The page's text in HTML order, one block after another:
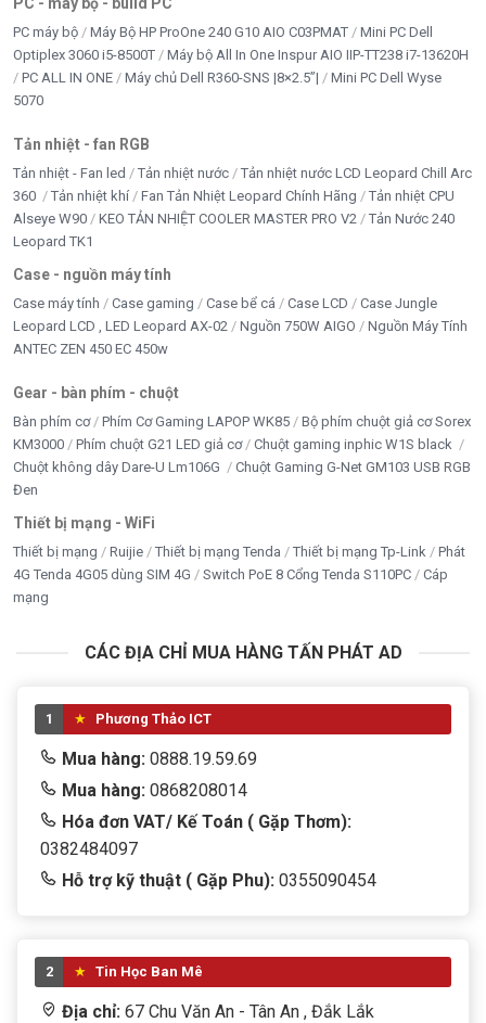
PC máy bộ Máy Bộ HP ProOne 240 G10 AIO C03PMAT
Mini PC Dell
Optiplex 3060 i5-8500T
Máy bộ All In One Inspur AIO IIP-TT238 i7-13620H
PC ALL IN ONE
Máy chủ Dell R360-SNS |8×2.5”|
Mini PC Dell Wyse
5070
Tản nhiệt - fan RGB
Tản nhiệt - Fan led Tản nhiệt nước
Tản nhiệt nước LCD Leopard Chill Arc
360
Tản nhiệt khí Fan Tản Nhiệt Leopard Chính Hãng
Tản nhiệt CPU
Alseye W90
KEO TẢN NHIỆT COOLER MASTER PRO V2
Tản Nước 240
Leopard TK1
Case - nguồn máy tính
Case máy tính Case gaming Case bể cá Case LCD
Case Jungle
Leopard LCD , LED Leopard AX-02
Nguồn 750W AIGO
Nguồn Máy Tính
ANTEC ZEN 450 EC 450w
Gear - bàn phím - chuột
Bàn phím cơ Phím Cơ Gaming LAPOP WK85
Bộ phím chuột giả cơ Sorex
KM3000
Phím chuột G21 LED giả cơ
Chuột gaming inphic W1S black
Chuột không dây Dare-U Lm106G
Chuột Gaming G-Net GM103 USB RGB
Đen
Thiết bị mạng - WiFi
Thiết bị mạng Ruijie Thiết bị mạng Tenda Thiết bị mạng Tp-Link
Phát
4G Tenda 4G05 dùng SIM 4G
Switch PoE 8 Cổng Tenda S110PC
Cáp
mạng
CÁC ĐỊA CHỈ MUA HÀNG TẤN PHÁT AD
1 Phương Thảo ICT
Mua hàng: 0888.19.59.69
Mua hàng: 0868208014
Hóa đơn VAT/ Kế Toán ( Gặp Thơm):
0382484097
Hỗ trợ kỹ thuật ( Gặp Phu): 0355090454
2 Tin Học Ban Mê
Địa chỉ: 67 Chu Văn An - Tân An , Đắk Lắk